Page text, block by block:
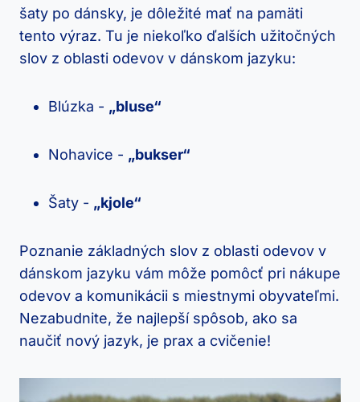
šaty po dánsky, ‌je dôležité mať na pamäti​
tento výraz. Tu je niekoľko ďalších užitočných
slov z oblasti odevov v dánskom⁢ jazyku:
Blúzka -⁣ „bluse“
Nohavice ⁢- „bukser“
Šaty ​- „kjole“
Poznanie základných slov ⁤z⁣ oblasti odevov v
dánskom jazyku vám ‌môže​ pomôcť pri nákupe
odevov a komunikácii s miestnymi obyvateľmi.
Nezabudnite, že najlepší spôsob, ako sa
naučiť ⁤nový jazyk,⁣ je⁤ prax a cvičenie!